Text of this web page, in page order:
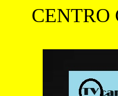
CENTRO